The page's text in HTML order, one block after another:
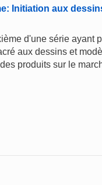
Initiation aux
d'une série ayant
aux dessins et
produits sur le